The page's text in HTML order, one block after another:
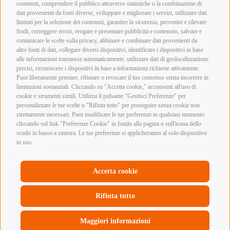
contenuti, comprendere il pubblico attraverso statistiche o la combinazione di
dati provenienti da fonti diverse, sviluppare e migliorare i servizi, utilizzare dati
limitati per la selezione dei contenuti, garantire la sicurezza, prevenire e rilevare
frodi, correggere errori, erogare e presentare pubblicità e contenuto, salvare e
comunicare le scelte sulla privacy, abbinare e combinare dati provenienti da
altre fonti di dati, collegare diversi dispositivi, identificare i dispositivi in base
alle informazioni trasmesse automaticamente, utilizzare dati di geolocalizzazione
precisi, riconoscere i dispositivi in base a informazioni richieste attivamente.
Puoi liberamente prestare, rifiutare o revocare il tuo consenso senza incorrere in
limitazioni sostanziali. Cliccando su "Accetta cookie," acconsenti all'uso di
cookie e strumenti simili. Utilizza il pulsante "Gestisci Preferenze" per
personalizzare le tue scelte o "Rifiuta tutto" per proseguire senza cookie non
strettamente necessari. Puoi modificare le tue preferenze in qualsiasi momento
cliccando sul link "Preferenze Cookie" in fondo alla pagina o sull'icona dello
scudo in basso a sinistra. Le tue preferenze si applicheranno al solo dispositivo
in uso.
Accetta cookie
Rifiuta tutto
Maggiori informazioni
Lunedì mattina Chiuso
Lunedì pomeriggio
15:00 – 19:00
Martedì – Sabato
09:00 – 12:30 / 15:00 – 19:00
Termini e Condizioni di Vendita
Informazioni acquisto armi e munizioni
Privacy Policy
Cookie Policy
Copyright @ 2026 Armeria Innocenti - Tutti i diritti
sono riservati
Bonifico Bancario
Contrassegno
Elenco erogazioni pubbliche
In riferimento all’art 1, comma 125 bis, Legge 124/2017 si segnala che la
società ha ricevuto, nel corso dell’esercizio 2018, sovvenzioni, sussidi,
vantaggi, contributi o aiuti pubblici in denaro o in natura, non aventi
Si segnala in particolare ex art. 1, comma 125, Legge 124/2017 che la
società ha beneficiato di contributi per complessivi euro 11581,58.
In ogni caso si rinvia al Registro Nazionale degli Aiuti di Stato.